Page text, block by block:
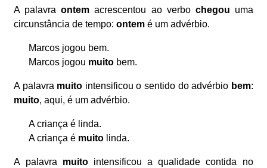
A palavraontem acrescentou ao verbo chegou uma
circunstância de tempo:ontem é um advérbio.
Marcos jogou bem.
Marcos jogou muito bem.
A palavra muito intensificou o sentido do advérbio bem:
muito, aqui, é um advérbio.
A criança é linda.
A criança é muito linda.
A palavra muitointensificou a qualidade contida no